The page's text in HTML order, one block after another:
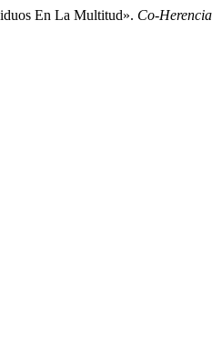
En La Multitud». Co-Herencia